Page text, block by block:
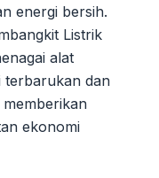
energi bersih.
Listrik
alat
terbarukan dan
ekonomi